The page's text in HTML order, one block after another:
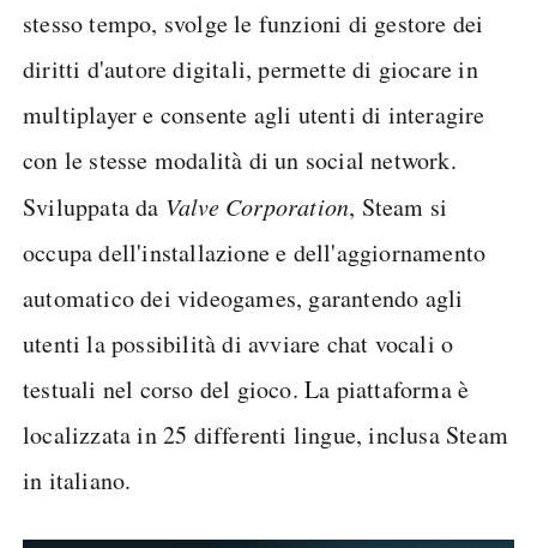
stesso tempo, svolge le funzioni di gestore dei
diritti d'autore digitali, permette di giocare in
multiplayer e consente agli utenti di interagire
con le stesse modalità di un social network.
Sviluppata da Valve Corporation, Steam si
occupa dell'installazione e dell'aggiornamento
automatico dei videogames, garantendo agli
utenti la possibilità di avviare chat vocali o
testuali nel corso del gioco. La piattaforma è
localizzata in 25 differenti lingue, inclusa Steam
in italiano.